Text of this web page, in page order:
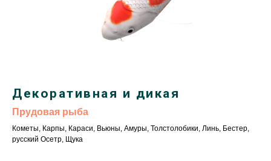
Декоративная и дикая
Прудовая рыба
Кометы, Карпы, Караси, Вьюны, Амуры, Толстолобики, Линь, Бестер,
русский Осетр, Щука